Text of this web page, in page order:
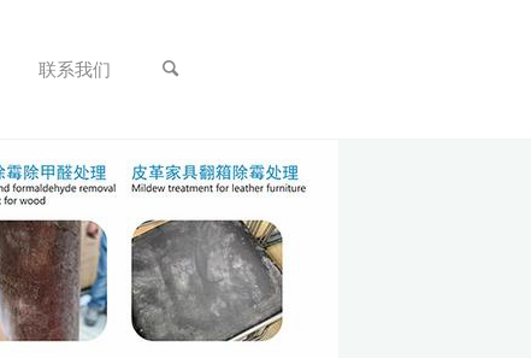
联系我们